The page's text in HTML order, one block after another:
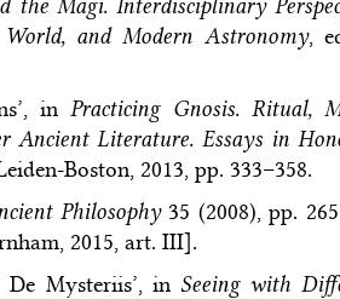
the Magi. Interdisciplinary
and Modern Astronomy,
inPracticing Gnosis. Ritual,
Ancient Literature. Essays in
Boston, 2013, pp. 333–358.
Philosophy35 (2008), pp.
2015, art. III].
De Mysteriis’, in Seeing with